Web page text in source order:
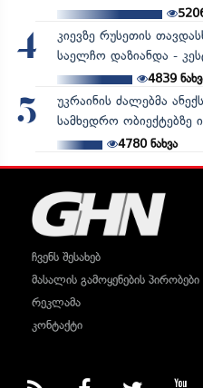
4
კიევზე რუსეთის
საელჩო დაზიანდა -
4839
5
უკრაინის ძალებმა
სამხედრო ობიექტებზე
4780ნახვა
ჩვენს შესახებ
მასალის გამოყენების პირობები
რეკლამა
კონტაქტი